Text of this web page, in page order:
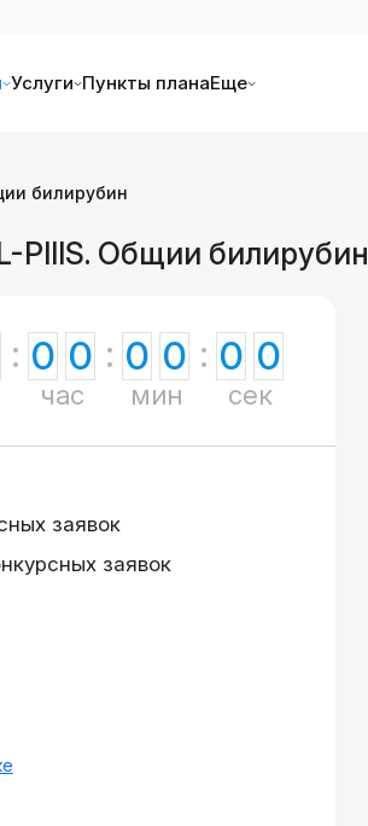
Услуги Пункты планаЕще
билирубин
PIIIS. Общии билирубин
0 0
час
0 0
мин
0 0
сек
заявок
заявок